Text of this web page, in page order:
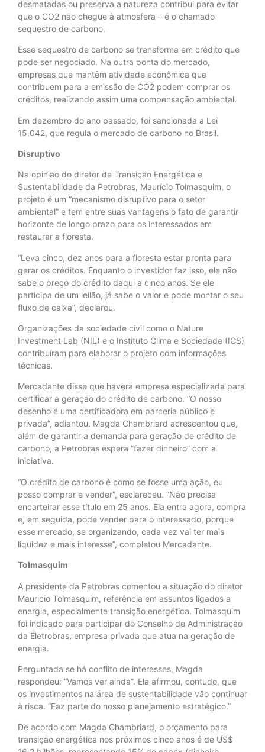
desmatadas ou preserva a natureza contribui para evitar
que o CO2 não chegue à atmosfera – é o chamado
sequestro de carbono.
Esse sequestro de carbono se transforma em crédito que
pode ser negociado. Na outra ponta do mercado,
empresas que mantêm atividade econômica que
contribuem para a emissão de CO2 podem comprar os
créditos, realizando assim uma compensação ambiental.
Em dezembro do ano passado, foi sancionada a Lei
15.042, que regula o mercado de carbono no Brasil.
Disruptivo
Na opinião do diretor de Transição Energética e
Sustentabilidade da Petrobras, Maurício Tolmasquim, o
projeto é um “mecanismo disruptivo para o setor
ambiental” e tem entre suas vantagens o fato de garantir
horizonte de longo prazo para os interessados em
restaurar a floresta.
“Leva cinco, dez anos para a floresta estar pronta para
gerar os créditos. Enquanto o investidor faz isso, ele não
sabe o preço do crédito daqui a cinco anos. Se ele
participa de um leilão, já sabe o valor e pode montar o seu
fluxo de caixa”, declarou.
Organizações da sociedade civil como o Nature
Investment Lab (NIL) e o Instituto Clima e Sociedade (ICS)
contribuíram para elaborar o projeto com informações
técnicas.
Mercadante disse que haverá empresa especializada para
certificar a geração do crédito de carbono. “O nosso
desenho é uma certificadora em parceria público e
privada”, adiantou. Magda Chambriard acrescentou que,
além de garantir a demanda para geração de crédito de
carbono, a Petrobras espera “fazer dinheiro” com a
iniciativa.
“O crédito de carbono é como se fosse uma ação, eu
posso comprar e vender”, esclareceu. “Não precisa
encarteirar esse título em 25 anos. Ela entra agora, compra
e, em seguida, pode vender para o interessado, porque
esse mercado, se organizando, cada vez vai ter mais
liquidez e mais interesse”, completou Mercadante.
Tolmasquim
A presidente da Petrobras comentou a situação do diretor
Mauricio Tolmasquim, referência em assuntos ligados a
energia, especialmente transição energética. Tolmasquim
foi indicado para participar do Conselho de Administração
da Eletrobras, empresa privada que atua na geração de
energia.
Perguntada se há conflito de interesses, Magda
respondeu: “Vamos ver ainda”. Ela afirmou, contudo, que
os investimentos na área de sustentabilidade vão continuar
à risca. “Faz parte do nosso planejamento estratégico.”
De acordo com Magda Chambriard, o orçamento para
transição energética nos próximos cinco anos é de US$